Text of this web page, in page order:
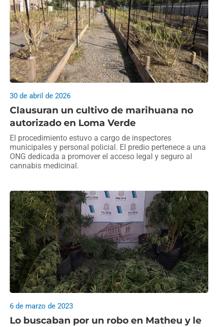
Clausuran un cultivo de marihuana no
autorizado en Loma Verde
30 de abril de 2026
El procedimiento estuvo a cargo de inspectores
municipales y personal policial. El predio pertenece a una
ONG dedicada a promover el acceso legal y seguro al
cannabis medicinal.
Lo buscaban por un robo en Matheu y le
6 de marzo de 2023